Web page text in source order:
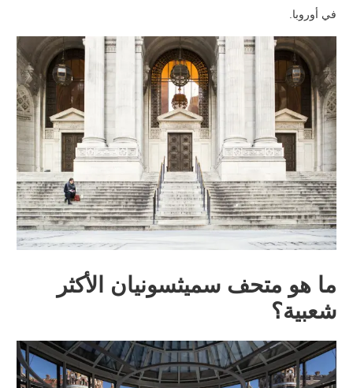
في أوروبا.
ما هو متحف سميثسونيان الأكثر
شعبية؟